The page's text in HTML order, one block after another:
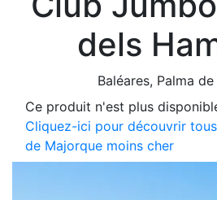
dels
Baléares, Palma
Ce produit n'est plus
Cliquez-ici pour découvrir
de Majorque moins cher